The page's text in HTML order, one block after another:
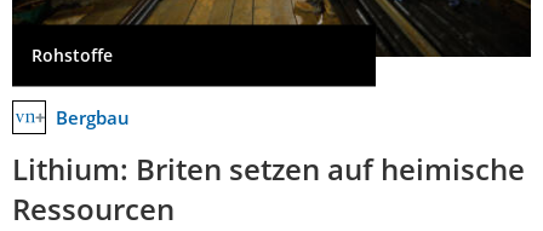
Rohstoffe
Bergbau
Lithium: Briten setzen auf heimische
Ressourcen